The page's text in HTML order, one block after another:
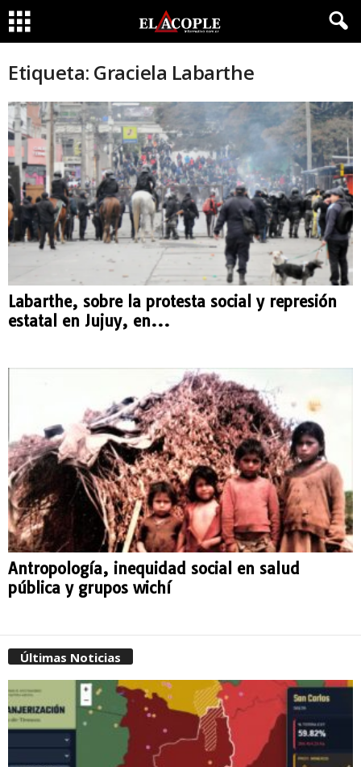
Etiqueta: Graciela Labarthe
Labarthe, sobre la protesta social y represión
estatal en Jujuy, en...
Antropología, inequidad social en salud
pública y grupos wichí
Últimas Noticias